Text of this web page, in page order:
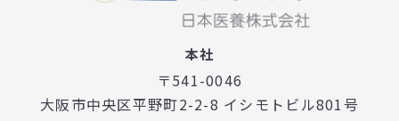
本社
〒541-0046
大阪市中央区平野町2-2-8 イシモトビル801号